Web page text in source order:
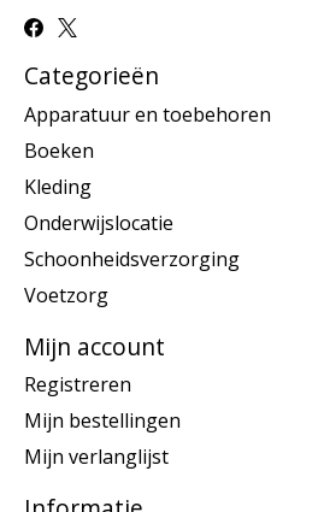
Categorieën
Apparatuur en toebehoren
Boeken
Kleding
Onderwijslocatie
Schoonheidsverzorging
Voetzorg
Mijn account
Registreren
Mijn bestellingen
Mijn verlanglijst